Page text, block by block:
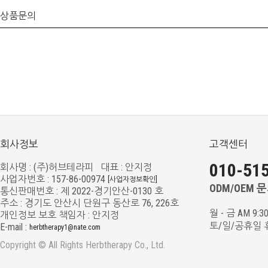
상품문의
회사정보
회사명 : (주)허브테라피 대표 : 안지정
사업자번호 : 157-86-00974 [사업자정보확인]
통신판매번호 : 제 2022-경기안산-0130 호
주소 : 경기도 안산시 단원구 동산로 76, 226호
개인정보 보호 책임자 : 안지정
E-mail : herbtherapy1@nate.com
Copyright © All Rights Herbtherapy Co., Ltd.
고객센터
010-
ODM/OEM
월 - 금 AM
토/일/공휴일